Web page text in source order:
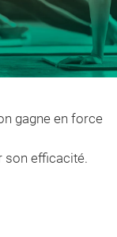
gagne en force
son efficacité.